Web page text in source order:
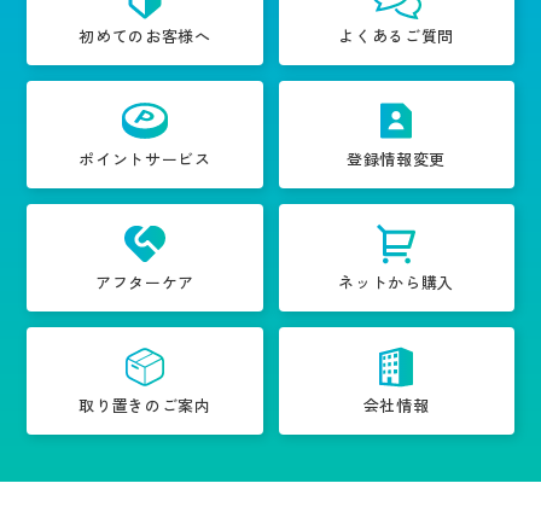
初めてのお客様へ よくあるご質問
ポイントサービス 登録情報変更
アフターケア ネットから購入
取り置きのご案内 会社情報